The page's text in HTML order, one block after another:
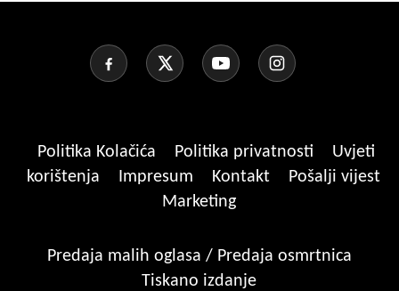
Politika Kolačića Politika privatnosti
Uvjeti
korištenja
Impresum Kontakt
Pošalji vijest
Marketing
Predaja malih oglasa / Predaja osmrtnica
Tiskano izdanje